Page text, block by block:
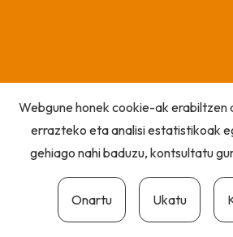
Webgune honek cookie-ak erabiltzen
errazteko eta analisi estatistikoak
gehiago nahi baduzu, kontsultatu
Onartu Ukatu